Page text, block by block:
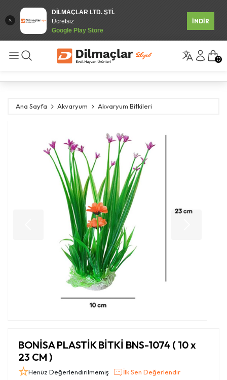
DİLMAÇLAR LTD. ŞTİ.
Ücretsiz
Google Play Store
İNDİR
0
Ana Sayfa Akvaryum Akvaryum Bitkileri
BONİSA PLASTİK BİTKİ BNS-1074 ( 10 x
23 CM )
Henüz Değerlendirilmemiş İlk Sen Değerlendir